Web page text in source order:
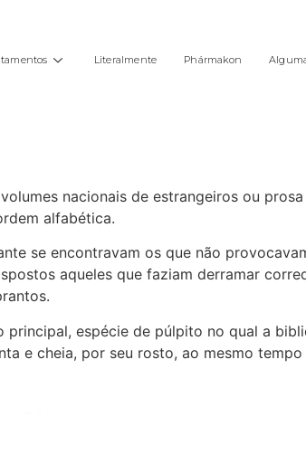
Literalmente Phármakon
nacionais de estrangeiros ou
alfabética.
se encontravam os que não
aqueles que faziam derramar
espécie de púlpito no qual a
e cheia, por seu rosto, ao mesmo